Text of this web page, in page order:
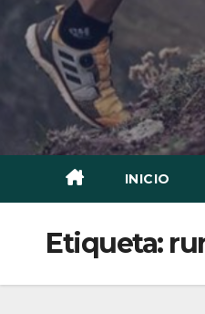
INICIO
Etiqueta: